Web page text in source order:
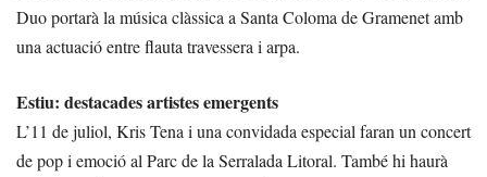
Duo portarà la música clàssica a Santa Coloma de Gramenet amb
una actuació entre flauta travessera i arpa.
Estiu: destacades artistes emergents
L’11 de juliol, Kris Tena i una convidada especial faran un concert
de pop i emoció al Parc de la Serralada Litoral. També hi haurà